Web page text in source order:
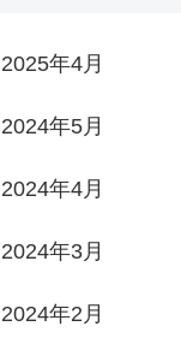
2025年4月
2024年5月
2024年4月
2024年3月
2024年2月